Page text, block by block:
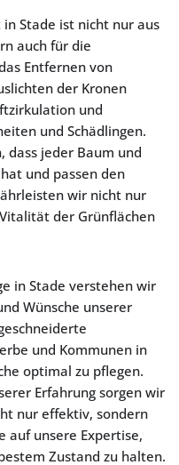
Stade ist nicht nur aus
auch für die
Entfernen von
der Kronen
und
und Schädlingen.
dass jeder Baum und
und passen den
wir nicht nur
der Grünflächen
in Stade verstehen wir
Wünsche unserer
und Kommunen in
optimal zu pflegen.
Erfahrung sorgen wir
nur effektiv, sondern
auf unsere Expertise,
Zustand zu halten.